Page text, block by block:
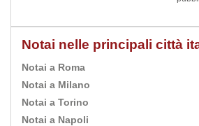
Notai nelle principali città
Notai a Roma
Notai a Milano
Notai a Torino
Notai a Napoli